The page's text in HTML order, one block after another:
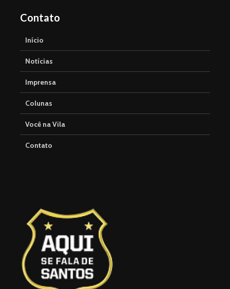
Contato
Início
Notícias
Imprensa
Colunas
Você na Vila
Contato